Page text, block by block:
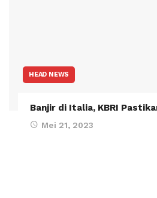
HEAD NEWS
Banjir di Italia, KBRI
Mei 21, 2023